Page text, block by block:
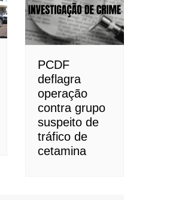
PCDF
deflagra
operação
contra grupo
suspeito de
tráfico de
cetamina